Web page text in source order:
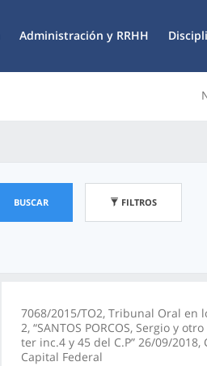
Administración y RRHH
BUSCAR FILTROS
7068/2015/TO2, Tribunal Oral en
2, “SANTOS PORCOS, Sergio y
ter inc.4 y 45 del C.P” 26/09/2018,
Capital Federal